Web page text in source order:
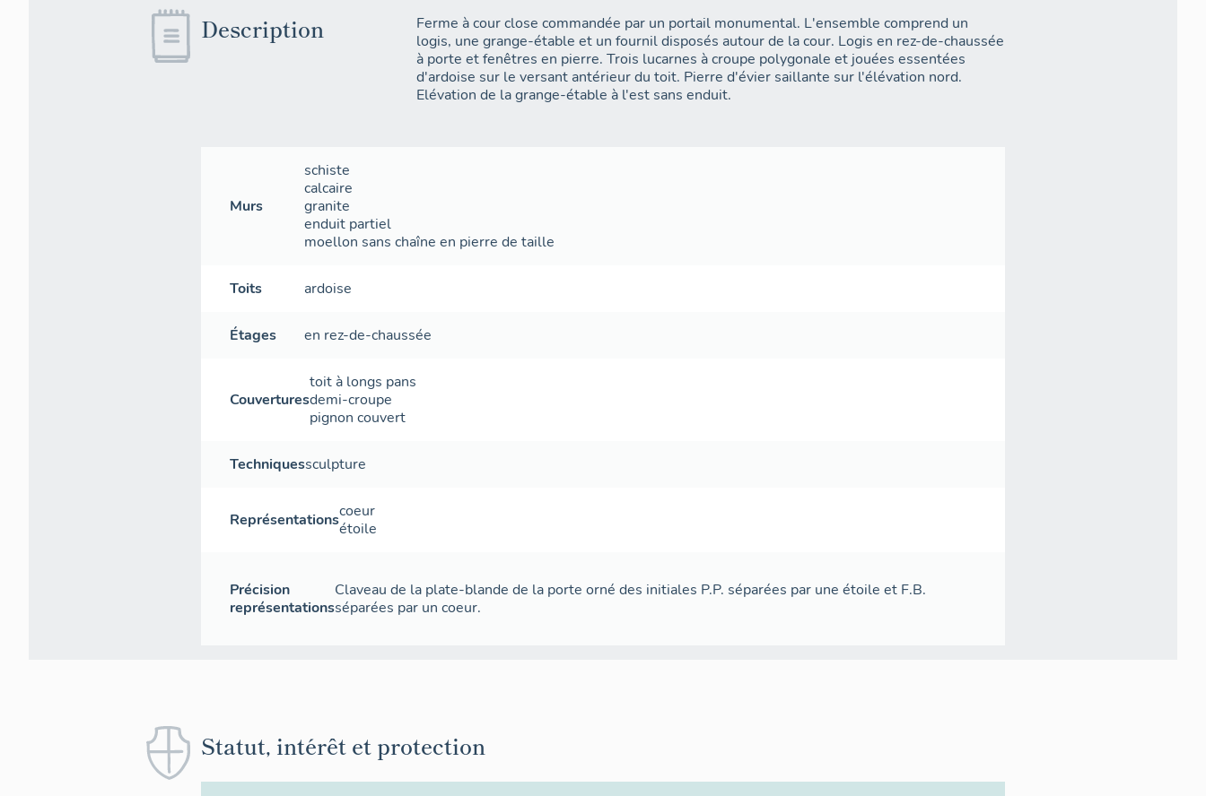
Description
Ferme à cour close commandée par un portail monumental. L'ensemble comprend un
logis, une grange-étable et un fournil disposés autour de la cour. Logis en rez-de-chaussée
à porte et fenêtres en pierre. Trois lucarnes à croupe polygonale et jouées essentées
d'ardoise sur le versant antérieur du toit. Pierre d'évier saillante sur l'élévation nord.
Elévation de la grange-étable à l'est sans enduit.
Murs
schiste
calcaire
granite
enduit partiel
moellon sans chaîne en pierre de taille
Toits ardoise
Étages en rez-de-chaussée
Couvertures
toit à longs pans
demi-croupe
pignon couvert
Techniquessculpture
Représentationscoeur
étoile
Précision
représentations
Claveau de la plate-blande de la porte orné des initiales P.P. séparées par une étoile et F.B.
séparées par un coeur.
Statut, intérêt et protection